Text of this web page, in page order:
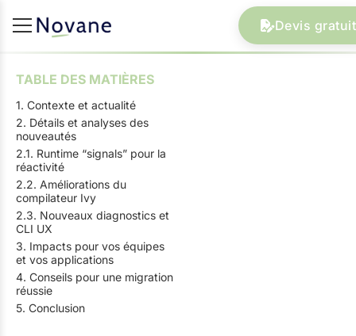
Devis gratuit
TABLE DES MATIÈRES
1. Contexte et actualité
2. Détails et analyses des
nouveautés
2.1. Runtime “signals” pour la
réactivité
2.2. Améliorations du
compilateur Ivy
2.3. Nouveaux diagnostics et
CLI UX
3. Impacts pour vos équipes
et vos applications
4. Conseils pour une migration
réussie
5. Conclusion